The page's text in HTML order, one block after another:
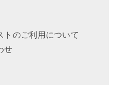
トのご利用について
せ